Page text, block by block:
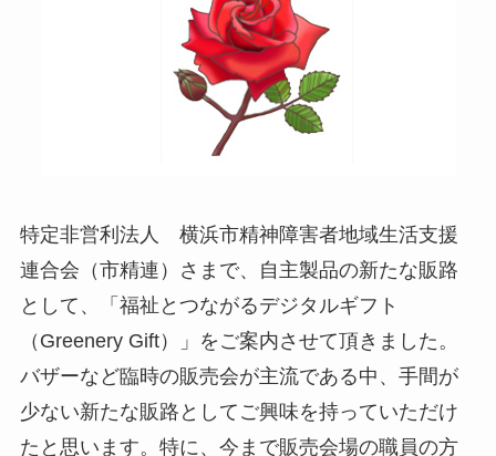
特定非営利法人 横浜市精神障害者地域生活支援
連合会（市精連）さまで、自主製品の新たな販路
として、「福祉とつながるデジタルギフト
（Greenery Gift）」をご案内させて頂きました。
バザーなど臨時の販売会が主流である中、手間が
少ない新たな販路としてご興味を持っていただけ
たと思います。特に、今まで販売会場の職員の方